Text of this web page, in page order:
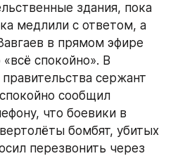
здания, пока
медлили с ответом, а
в прямом эфире
спокойно». В
сержант
сообщил
что боевики в
бомбят, убитых
перезвонить через